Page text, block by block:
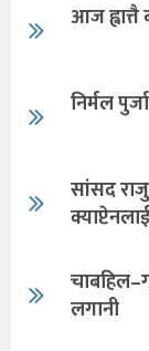
आज
निर्मल
सांसद
लगानी